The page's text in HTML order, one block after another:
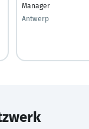
Manager
Antwerp